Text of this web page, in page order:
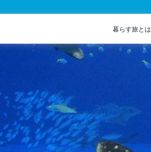
暮らす旅とは